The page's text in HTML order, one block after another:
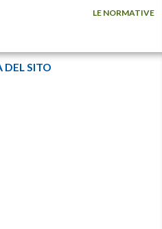
LE NORMATIVE
DEL SITO